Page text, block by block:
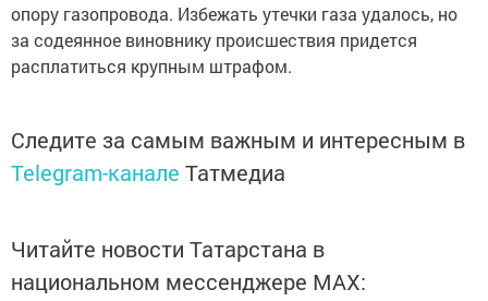
опору газопровода. Избежать утечки газа удалось, но
за содеянное виновнику происшествия придется
расплатиться крупным штрафом.
Следите за самым важным и интересным в
Telegram-канале Татмедиа
Читайте новости Татарстана в
национальном мессенджере MАХ: